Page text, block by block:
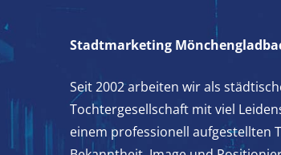
Stadtmarketing
Seit 2002 arbeiten wir als
Tochtergesellschaft mit viel
einem professionell aufgestellten